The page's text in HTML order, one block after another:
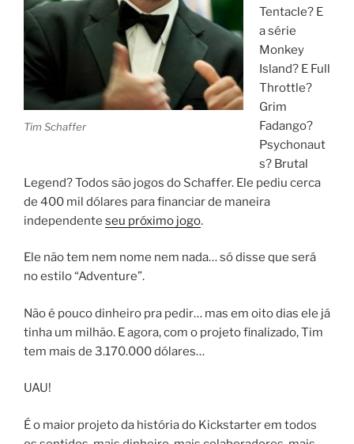
Tim Schaffer
Tentacle? E
a série
Monkey
Island? E Full
Throttle?
Grim
Fadango?
Psychonaut
s? Brutal
Legend? Todos são jogos do Schaffer. Ele pediu cerca
de 400 mil dólares para financiar de maneira
independente seu próximo jogo.
Ele não tem nem nome nem nada… só disse que será
no estilo “Adventure”.
Não é pouco dinheiro pra pedir… mas em oito dias ele já
tinha um milhão. E agora, com o projeto finalizado, Tim
tem mais de 3.170.000 dólares…
UAU!
É o maior projeto da história do Kickstarter em todos